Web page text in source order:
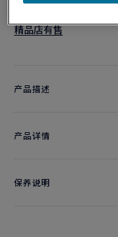
精品店有售
产品描述
产品详情
保养说明